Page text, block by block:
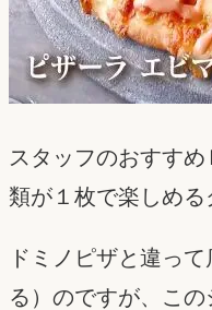
スタッフのおすす
類が１枚で楽しめる
ドミノピザと違っ
る）のですが、こ